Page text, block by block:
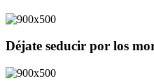
Déjate seducir por los